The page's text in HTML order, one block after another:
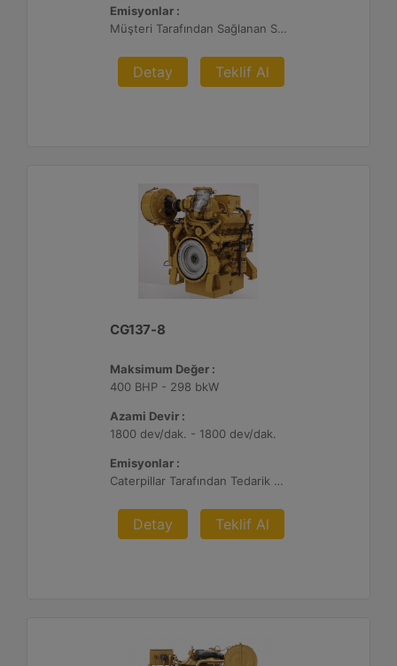
Emisyonlar :
Müşteri Tarafından Sağlanan SCR Atık Arıtma ile NSPS Saha Uyumluluğuna Sahiptir
Detay Teklif Al
CG137-8
Maksimum Değer :
400 BHP - 298 bkW
Azami Devir :
1800 dev/dak. - 1800 dev/dak.
Emisyonlar :
Caterpillar Tarafından Tedarik Edilen veya Müşteri Tarafından Sağlanan Atık Arıtma ile NSPS Saha Uyumluluğuna Sahiptir, %0,5 O2 Ayar Noktası
Detay Teklif Al